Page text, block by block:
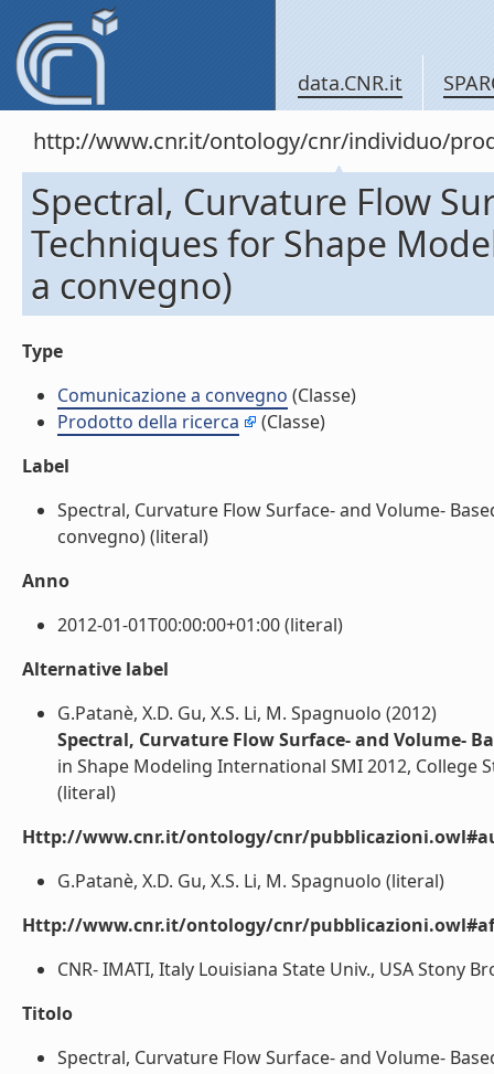
data.CNR.it
http://www.cnr.it/ontology/cnr/individuo/
Spectral, Curvature Flow
Techniques for Shape
a convegno)
Type
Comunicazione a convegno (Classe)
Prodotto della ricerca
(Classe)
Label
Spectral, Curvature Flow Surface- and Volume-
convegno) (literal)
Anno
2012-01-01T00:00:00+01:00 (literal)
Alternative label
G.Patanè, X.D. Gu, X.S. Li, M. Spagnuolo (2012)
Spectral, Curvature Flow Surface- and Volume-
in Shape Modeling International SMI 2012, College
(literal)
Http://www.cnr.it/ontology/cnr/
G.Patanè, X.D. Gu, X.S. Li, M. Spagnuolo (literal)
Http://www.cnr.it/ontology/cnr/
CNR- IMATI, Italy Louisiana State Univ., USA Stony
Titolo
Spectral, Curvature Flow Surface- and Volume-